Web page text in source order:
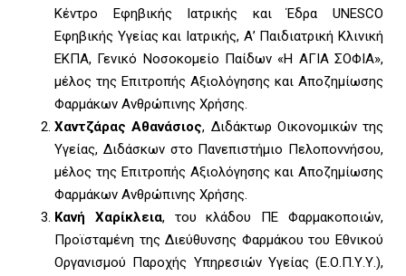
Κέντρο Εφηβικής Ιατρικής και Έδρα UNESCO
Εφηβικής Υγείας και Ιατρικής, Α’ Παιδιατρική Κλινική
ΕΚΠΑ, Γενικό Νοσοκομείο Παίδων «Η ΑΓΙΑ ΣΟΦΙΑ»,
μέλος της Επιτροπής Αξιολόγησης και Αποζημίωσης
Φαρμάκων Ανθρώπινης Χρήσης.
Χαντζάρας Αθανάσιος, Διδάκτωρ Οικονομικών της
Υγείας, Διδάσκων στο Πανεπιστήμιο Πελοποννήσου,
μέλος της Επιτροπής Αξιολόγησης και Αποζημίωσης
Φαρμάκων Ανθρώπινης Χρήσης.
Κανή Χαρίκλεια, του κλάδου ΠΕ Φαρμακοποιών,
Προϊσταμένη της Διεύθυνσης Φαρμάκου του Εθνικού
Οργανισμού Παροχής Υπηρεσιών Υγείας (Ε.Ο.Π.Υ.Υ.),